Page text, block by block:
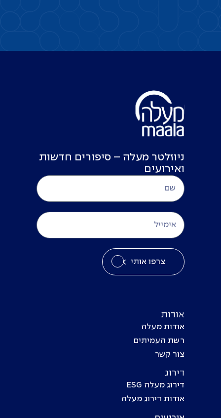
ניוזלטר מעלה – סיפורים חדשות
ואירועים
צרפו אותי
אודות
אודות מעלה
רשת העמיתים
צור קשר
דירוג
דירוג מעלה ESG
אודות דירוג מעלה